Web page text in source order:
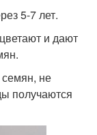
5-7 лет.
и дают
семян, не
получаются